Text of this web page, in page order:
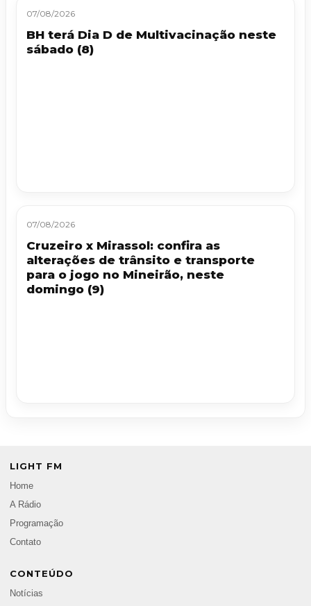
07/08/2026
BH terá Dia D de Multivacinação neste
sábado (8)
07/08/2026
Cruzeiro x Mirassol: confira as
alterações de trânsito e transporte
para o jogo no Mineirão, neste
domingo (9)
LIGHT FM
Home
A Rádio
Programação
Contato
CONTEÚDO
Notícias